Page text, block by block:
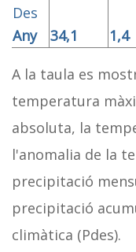
Any 34,1 1,4
Des
A la taula es
temperatura
absoluta, la
l'anomalia de la
precipitació
precipitació
climàtica (Pdes).